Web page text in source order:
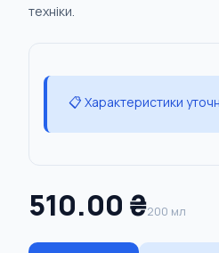
техніки.
📋 Характеристики
510.00 ₴200 мл